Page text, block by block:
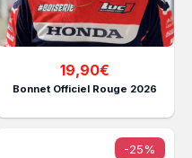
19,90€
Bonnet Officiel Rouge 2026
-25%